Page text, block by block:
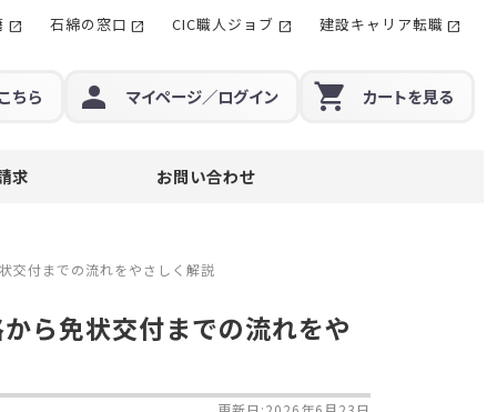
ちら マイページ／ログイン カートを見る
求 お問い合わせ
石綿の窓口 CIC職人ジョブ 建設キャリア転職
交付までの流れをやさしく解説
ら免状交付までの流れをや